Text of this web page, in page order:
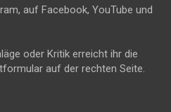
auf Facebook, YouTube und
oder Kritik erreicht ihr die
auf der rechten Seite.